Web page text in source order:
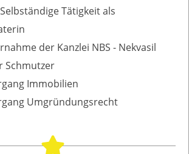
Tätigkeit als
der Kanzlei NBS - Nekvasil
Schmutzer
Immobilien
Umgründungsrecht